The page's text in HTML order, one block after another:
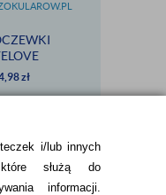
i/lub innych
które służą do
informacji.
PRO 6
zł